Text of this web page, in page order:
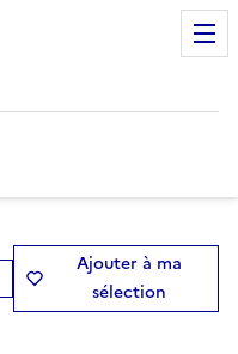
Ajouter à ma
sélection